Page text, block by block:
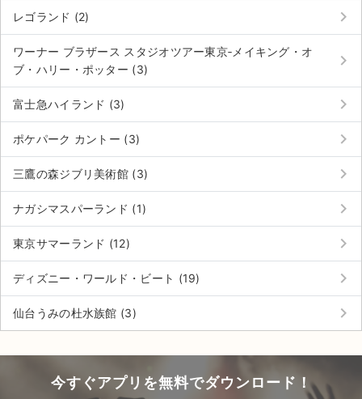
レゴランド (2) keyboard_arrow_right
ワーナー ブラザース スタジオツアー東京‐メイキング・オ
ブ・ハリー・ポッター (3)
keyboard_arrow_right
富士急ハイランド (3) keyboard_arrow_right
ポケパーク カントー (3) keyboard_arrow_right
三鷹の森ジブリ美術館 (3) keyboard_arrow_right
ナガシマスパーランド (1) keyboard_arrow_right
東京サマーランド (12) keyboard_arrow_right
ディズニー・ワールド・ビート (19) keyboard_arrow_right
仙台うみの杜水族館 (3) keyboard_arrow_right
今すぐアプリを無料でダウンロード！